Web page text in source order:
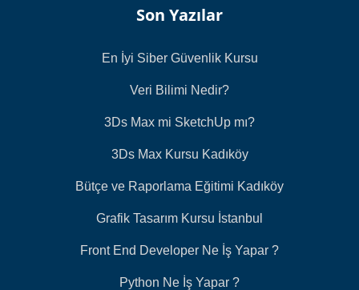
Son Yazılar
En İyi Siber Güvenlik Kursu
Veri Bilimi Nedir?
3Ds Max mi SketchUp mı?
3Ds Max Kursu Kadıköy
Bütçe ve Raporlama Eğitimi Kadıköy
Grafik Tasarım Kursu İstanbul
Front End Developer Ne İş Yapar ?
Python Ne İş Yapar ?